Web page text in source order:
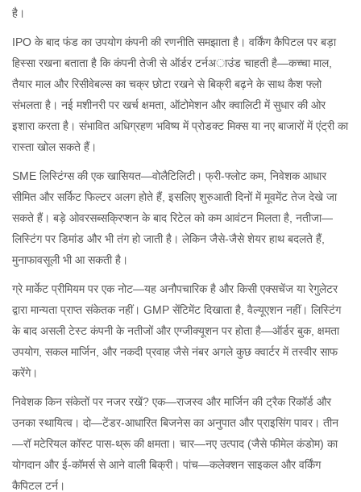
है।
IPO के बाद फंड का उपयोग कंपनी की रणनीति समझाता है। वर्किंग कैपिटल पर बड़ा
हिस्सा रखना बताता है कि कंपनी तेजी से ऑर्डर टर्नअाउंड चाहती है—कच्चा माल,
तैयार माल और रिसीवेबल्स का चक्र छोटा रखने से बिक्री बढ़ने के साथ कैश फ्लो
संभलता है। नई मशीनरी पर खर्च क्षमता, ऑटोमेशन और क्वालिटी में सुधार की ओर
इशारा करता है। संभावित अधिग्रहण भविष्य में प्रोडक्ट मिक्स या नए बाजारों में एंट्री का
रास्ता खोल सकते हैं।
SME लिस्टिंग्स की एक खासियत—वोलैटिलिटी। फ्री-फ्लोट कम, निवेशक आधार
सीमित और सर्किट फिल्टर अलग होते हैं, इसलिए शुरुआती दिनों में मूवमेंट तेज देखे जा
सकते हैं। बड़े ओवरसब्सक्रिप्शन के बाद रिटेल को कम आवंटन मिलता है, नतीजा—
लिस्टिंग पर डिमांड और भी तंग हो जाती है। लेकिन जैसे-जैसे शेयर हाथ बदलते हैं,
मुनाफावसूली भी आ सकती है।
ग्रे मार्केट प्रीमियम पर एक नोट—यह अनौपचारिक है और किसी एक्सचेंज या रेगुलेटर
द्वारा मान्यता प्राप्त संकेतक नहीं। GMP सेंटिमेंट दिखाता है, वैल्यूएशन नहीं। लिस्टिंग
के बाद असली टेस्ट कंपनी के नतीजों और एग्जीक्यूशन पर होता है—ऑर्डर बुक, क्षमता
उपयोग, सकल मार्जिन, और नकदी प्रवाह जैसे नंबर अगले कुछ क्वार्टर में तस्वीर साफ
करेंगे।
निवेशक किन संकेतों पर नजर रखें? एक—राजस्व और मार्जिन की ट्रैक रिकॉर्ड और
उनका स्थायित्व। दो—टेंडर-आधारित बिजनेस का अनुपात और प्राइसिंग पावर। तीन
—रॉ मटेरियल कॉस्ट पास-थ्रू की क्षमता। चार—नए उत्पाद (जैसे फीमेल कंडोम) का
योगदान और ई-कॉमर्स से आने वाली बिक्री। पांच—कलेक्शन साइकल और वर्किंग
कैपिटल टर्न।